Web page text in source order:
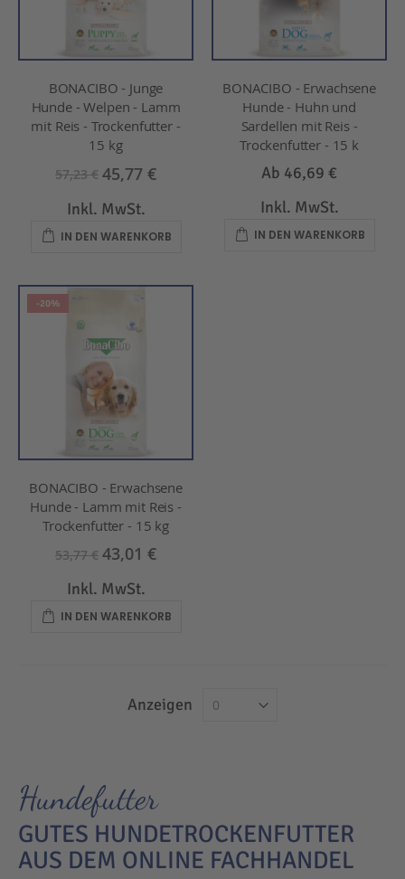
BONACIBO - Junge
Hunde - Welpen - Lamm
mit Reis - Trockenfutter -
15 kg
57,23 € 45,77 €
Inkl. MwSt.
IN DEN WARENKORB
BONACIBO - Erwachsene
Hunde - Huhn und
Sardellen mit Reis -
Trockenfutter - 15 k
Ab 46,69 €
Inkl. MwSt.
IN DEN WARENKORB
-20%
BONACIBO - Erwachsene
Hunde - Lamm mit Reis -
Trockenfutter - 15 kg
53,77 € 43,01 €
Inkl. MwSt.
IN DEN WARENKORB
Anzeigen
Hundefutter
GUTES HUNDETROCKENFUTTER
AUS DEM ONLINE FACHHANDEL